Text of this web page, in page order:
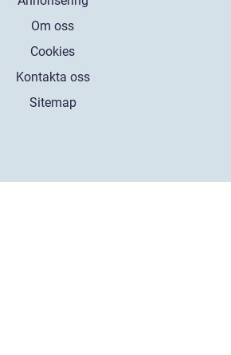
Om oss
Cookies
Kontakta oss
Sitemap